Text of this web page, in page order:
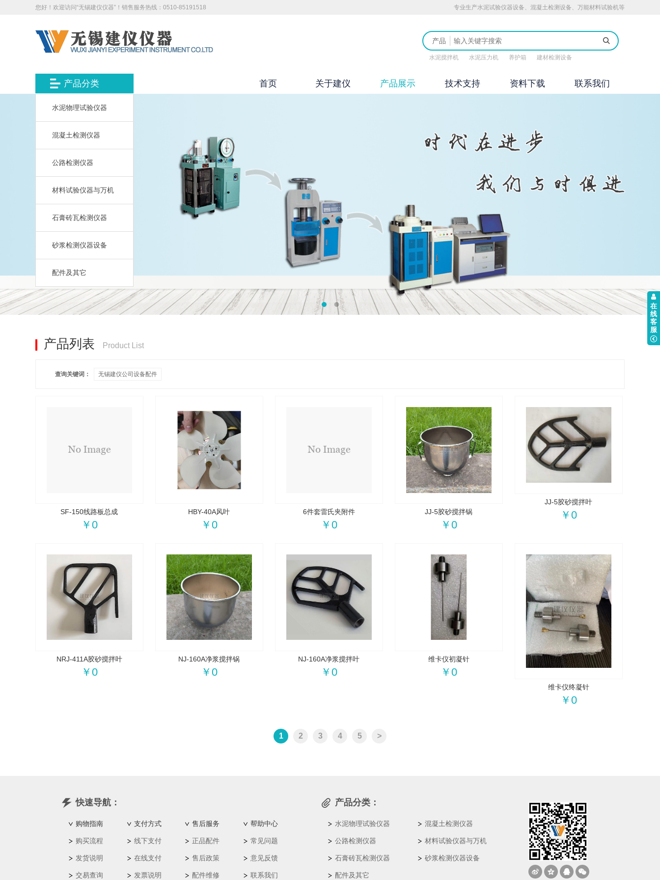
您好！欢迎访问“无锡建仪仪器”！销售服务热线：0510-85191518 专业生产水泥试验仪器设备、混凝土检测设备、万能材料试验机等
产品
水泥搅拌机 水泥压力机 养护箱 建材检测设备
产品分类
水泥物理试验仪器
混凝土检测仪器
公路检测仪器
材料试验仪器与万机
石膏砖瓦检测仪器
砂浆检测仪器设备
配件及其它
联系我们
资料下载
技术支持
产品展示
关于建仪
首页
产品列表 Product List
查询关键词： 无锡建仪公司设备配件
SF-150线路板总成
￥0
HBY-40A风叶
￥0
6件套雷氏夹附件
￥0
JJ-5胶砂搅拌锅
￥0
JJ-5胶砂搅拌叶
￥0
NRJ-411A胶砂搅拌叶
￥0
NJ-160A净浆搅拌锅
￥0
NJ-160A净浆搅拌叶
￥0
维卡仪初凝针
￥0
维卡仪终凝针
￥0
1 2 3 4 5 >
快速导航：
购物指南
购买流程
发货说明
交易查询
支付方式
线下支付
在线支付
发票说明
售后服务
正品配件
售后政策
配件维修
帮助中心
常见问题
意见反馈
联系我们
产品分类：
水泥物理试验仪器
公路检测仪器
石膏砖瓦检测仪器
配件及其它
混凝土检测仪器
材料试验仪器与万机
砂浆检测仪器设备
在
线
客
服